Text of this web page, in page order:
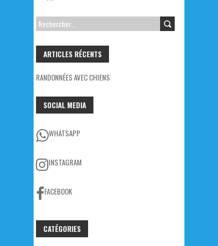
RECHERCHER :
ARTICLES RÉCENTS
RANDONNÉES AVEC CHIENS
SOCIAL MEDIA
WHATSAPP
INSTAGRAM
FACEBOOK
CATÉGORIES